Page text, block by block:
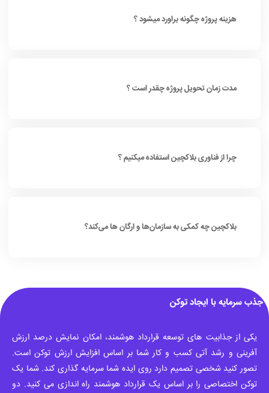
هزینه پروژه چگونه براورد میشود ؟
مدت زمان تحویل پروژه چقدر است ؟
چرا از فناوری بلاکچین استفاده میکنیم ؟
بلاکچین چه کمکی به سازمان‌ها و ارگان ها می‌کند؟
جذب سرمایه با ایجاد توکن
یکی از جذابیت های توسعه قرارداد هوشمند، امکان نمایش درصد ارزش
آفرینی و رشد آتی کسب و کار شما بر اساس افزایش ارزش توکن است.
تصور کنید شخصی تصمیم دارد روی ایده شما سرمایه گذاری کند. شما یک
توکن اختصاصی را بر اساس یک قرارداد هوشمند راه اندازی می کنید. دو